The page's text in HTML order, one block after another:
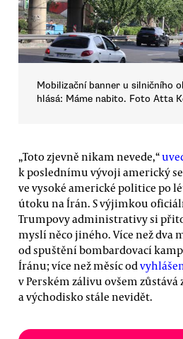
Mobilizační banner u silničního
hlásá: Máme nabito. Foto Atta
„Toto zjevně nikam nevede,“
k poslednímu vývoji americký
ve vysoké americké politice po
útoku na Írán. S výjimkou
Trumpovy administrativy si
myslí něco jiného. Více než dva
od spuštění bombardovací
Íránu; více než měsíc od
v Perském zálivu ovšem zůstává
a východisko stále nevidět.